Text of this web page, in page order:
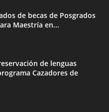
de becas de Posgrados
Maestría en...
de lenguas
Cazadores de